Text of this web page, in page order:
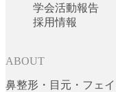
学会活動報告
採用情報
ABOUT
鼻整形・目元・フェ